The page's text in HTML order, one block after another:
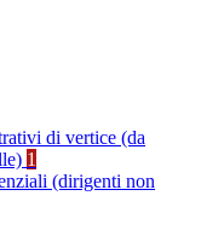
di vertice (da
1
(dirigenti non